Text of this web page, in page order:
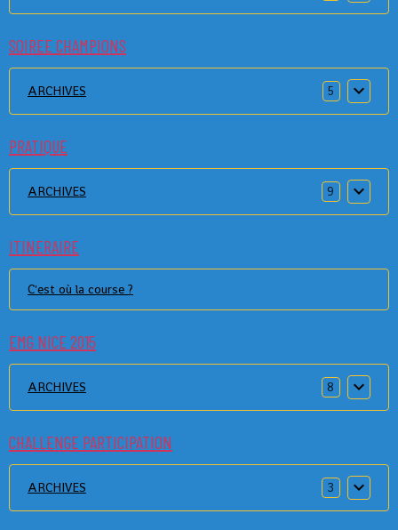
SOIREE CHAMPIONS
ARCHIVES 5
PRATIQUE
ARCHIVES 9
ITINERAIRE
C'est où la course ?
EMG NICE 2015
ARCHIVES 8
CHALLENGE PARTICIPATION
ARCHIVES 3